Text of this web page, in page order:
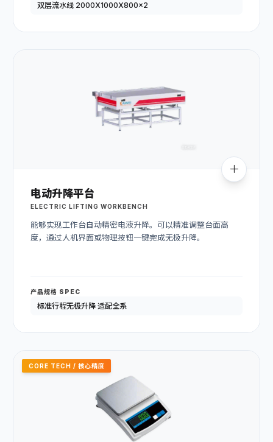
双层流水线 2000X1000X800x2
电动升降平台
ELECTRIC LIFTING WORKBENCH
能够实现工作台自动精密电液升降。可以精准调整台面高
度，通过人机界面或物理按钮一键完成无极升降。
产品规格 SPEC
标准行程无极升降 适配全系
CORE TECH / 核心精度